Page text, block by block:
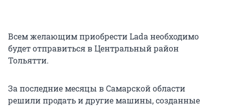
Всем желающим приобрести Lada необходимо
будет отправиться в Центральный район
Тольятти.
За последние месяцы в Самарской области
решили продать и другие машины, созданные